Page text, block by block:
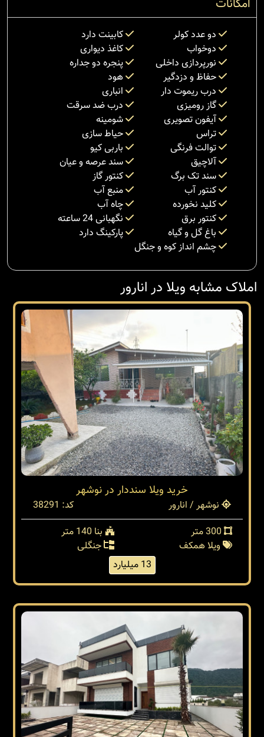
امکانات
دو عدد کولر
کابینت دارد
دوخواب
کاغذ دیواری
نورپردازی داخلی
پنجره دو جداره
حفاظ و دزدگیر
هود
درب ریموت دار
انباری
گاز رومیزی
درب ضد سرقت
آیفون تصویری
شومینه
تراس
حیاط سازی
توالت فرنگی
باربی کیو
آلاچیق
سند عرصه و عیان
سند تک برگ
کنتور گاز
کنتور آب
منبع آب
کلید نخورده
چاه آب
کنتور برق
نگهبانی 24 ساعته
باغ گل و گیاه
پارکینگ دارد
چشم انداز کوه و جنگل
املاک مشابه ویلا در انارور
خرید ویلا سنددار در نوشهر
نوشهر / انارور
کد: 38291
بنا 140 متر
ویلا همکف
جنگلی
13 میلیارد